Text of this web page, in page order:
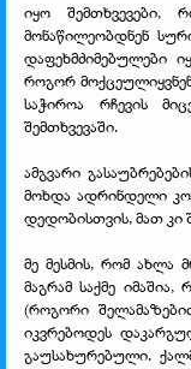
იყო შემთხვევები,
მონაწილეობდნენ
დაფეხმძიმებულები
როგორ
საჭიროა რჩევის
შემთხვევაში.
ამგვარი
მოხდა ადრინდელი
დედობისთვის, მათ კი
მე მესმის, რომ ახლა
მაგრამ საქმე
(როგორი
იკვრებოდეს
გაუსახურებული.